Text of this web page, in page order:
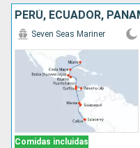
Comidas incluidas
Seven Seas Mariner